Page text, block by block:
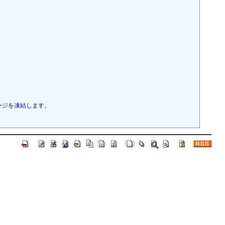
を凍結します。